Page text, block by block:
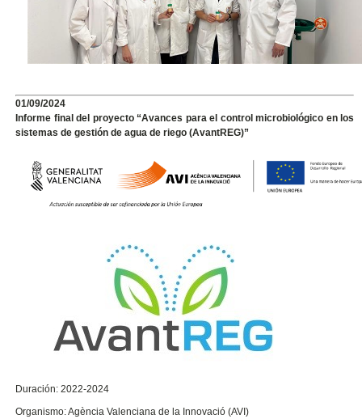
01/09/2024
Informe final del proyecto “Avances para el control microbiológico en los
sistemas de gestión de agua de riego (AvantREG)”
Duración: 2022-2024
Organismo: Agència Valenciana de la Innovació (AVI)